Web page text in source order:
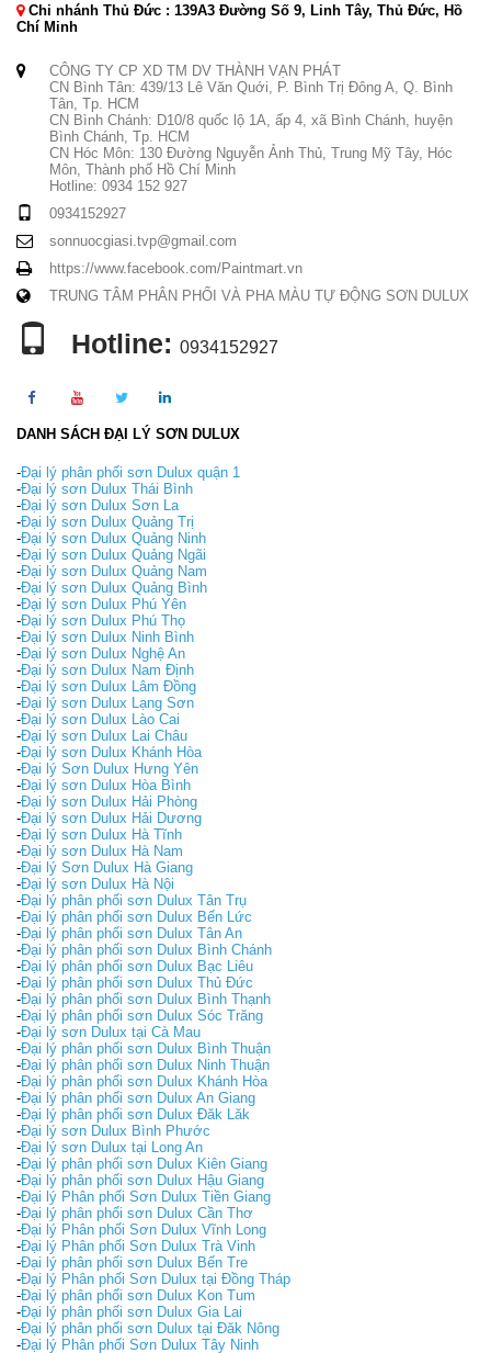
Chi nhánh Thủ Đức : 139A3 Đường Số 9, Linh Tây, Thủ Đức, Hồ
Chí Minh
CÔNG TY CP XD TM DV THÀNH VẠN PHÁT
CN Bình Tân: 439/13 Lê Văn Quới, P. Bình Trị Đông A, Q. Bình
Tân, Tp. HCM
CN Bình Chánh: D10/8 quốc lộ 1A, ấp 4, xã Bình Chánh, huyện
Bình Chánh, Tp. HCM
CN Hóc Môn: 130 Đường Nguyễn Ảnh Thủ, Trung Mỹ Tây, Hóc
Môn, Thành phố Hồ Chí Minh
Hotline: 0934 152 927
0934152927
sonnuocgiasi.tvp@gmail.com
https://www.facebook.com/Paintmart.vn
TRUNG TÂM PHÂN PHỐI VÀ PHA MÀU TỰ ĐỘNG SƠN DULUX
Hotline: 0934152927
DANH SÁCH ĐẠI LÝ SƠN DULUX
-Đại lý phân phối sơn Dulux quận 1
-Đại lý sơn Dulux Thái Bình
-Đại lý sơn Dulux Sơn La
-Đại lý sơn Dulux Quảng Trị
-Đại lý sơn Dulux Quảng Ninh
-Đại lý sơn Dulux Quảng Ngãi
-Đại lý sơn Dulux Quảng Nam
-Đại lý sơn Dulux Quảng Bình
-Đại lý sơn Dulux Phú Yên
-Đại lý sơn Dulux Phú Thọ
-Đại lý sơn Dulux Ninh Bình
-Đại lý sơn Dulux Nghệ An
-Đại lý sơn Dulux Nam Định
-Đại lý sơn Dulux Lâm Đồng
-Đại lý sơn Dulux Lạng Sơn
-Đại lý sơn Dulux Lào Cai
-Đại lý sơn Dulux Lai Châu
-Đại lý sơn Dulux Khánh Hòa
-Đại lý Sơn Dulux Hưng Yên
-Đại lý sơn Dulux Hòa Bình
-Đại lý sơn Dulux Hải Phòng
-Đại lý sơn Dulux Hải Dương
-Đại lý sơn Dulux Hà Tĩnh
-Đại lý sơn Dulux Hà Nam
-Đại lý Sơn Dulux Hà Giang
-Đại lý sơn Dulux Hà Nội
-Đại lý phân phối sơn Dulux Tân Trụ
-Đại lý phân phối sơn Dulux Bến Lức
-Đại lý phân phối sơn Dulux Tân An
-Đại lý phân phối sơn Dulux Bình Chánh
-Đại lý phân phối sơn Dulux Bạc Liêu
-Đại lý phân phối sơn Dulux Thủ Đức
-Đại lý phân phối sơn Dulux Bình Thạnh
-Đại lý phân phối sơn Dulux Sóc Trăng
-Đại lý sơn Dulux tại Cà Mau
-Đại lý phân phối sơn Dulux Bình Thuận
-Đại lý phân phối sơn Dulux Ninh Thuận
-Đại lý phân phối sơn Dulux Khánh Hòa
-Đại lý phân phối sơn Dulux An Giang
-Đại lý phân phối sơn Dulux Đăk Lăk
-Đại lý sơn Dulux Bình Phước
-Đại lý sơn Dulux tại Long An
-Đại lý phân phối sơn Dulux Kiên Giang
-Đại lý phân phối sơn Dulux Hậu Giang
-Đại lý Phân phối Sơn Dulux Tiền Giang
-Đại lý phân phối sơn Dulux Cần Thơ
-Đại lý Phân phối Sơn Dulux Vĩnh Long
-Đại lý Phân phối Sơn Dulux Trà Vinh
-Đại lý phân phối sơn Dulux Bến Tre
-Đại lý Phân phối Sơn Dulux tại Đồng Tháp
-Đại lý phân phối sơn Dulux Kon Tum
-Đại lý phân phối sơn Dulux Gia Lai
-Đại lý phân phối sơn Dulux tại Đăk Nông
-Đại lý Phân phối Sơn Dulux Tây Ninh